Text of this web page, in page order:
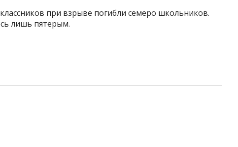
при взрыве погибли семеро школьников.
лишь пятерым.